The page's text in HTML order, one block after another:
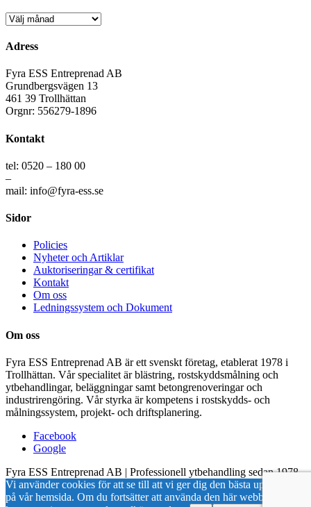
Arkiv
Adress
Fyra ESS Entreprenad AB
Grundbergsvägen 13
461 39 Trollhättan
Orgnr: 556279-1896
Kontakt
tel: 0520 – 180 00
–
mail: info@fyra-ess.se
Sidor
Policies
Nyheter och Artiklar
Auktoriseringar & certifikat
Kontakt
Om oss
Ledningssystem och Dokument
Om oss
Fyra ESS Entreprenad AB är ett svenskt företag, etablerat 1978 i
Trollhättan. Vår specialitet är blästring, rostskyddsmålning och
ytbehandlingar, beläggningar samt betongrenoveringar och
industrirengöring. Vår styrka är kompetens i rostskydds- och
målningssystem, projekt- och driftsplanering.
Facebook
Google
Fyra ESS Entreprenad AB | Professionell ytbehandling sedan 1978
Vi använder cookies för att se till att vi ger dig den bästa upplevelsen
på vår hemsida. Om du fortsätter att använda den här webbplatsen